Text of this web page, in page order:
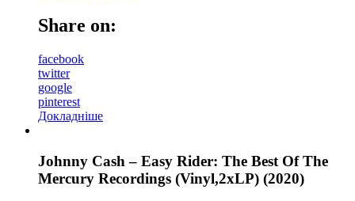
Share on:
facebook
twitter
google
pinterest
Докладніше
Johnny Cash – Easy Rider: The Best Of The
Mercury Recordings (Vinyl,2xLP) (2020)